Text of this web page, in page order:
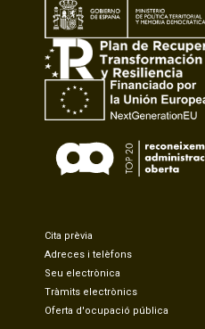
Cita prèvia
Adreces i telèfons
Seu electrònica
Tràmits electrònics
Oferta d'ocupació pública